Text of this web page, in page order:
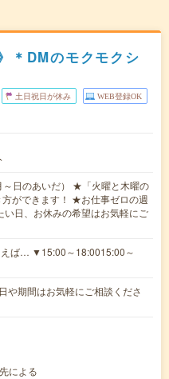
＊DMのモクモクシ
土日祝日が休み WEB登録OK
～日のあいだ） ★「火曜と木曜の
ができます！ ★お仕事ゼロの週
い日、お休みの希望はお気軽にご
ば… ▼15:00～18:0015:00～
期間はお気軽にご相談くださ
による